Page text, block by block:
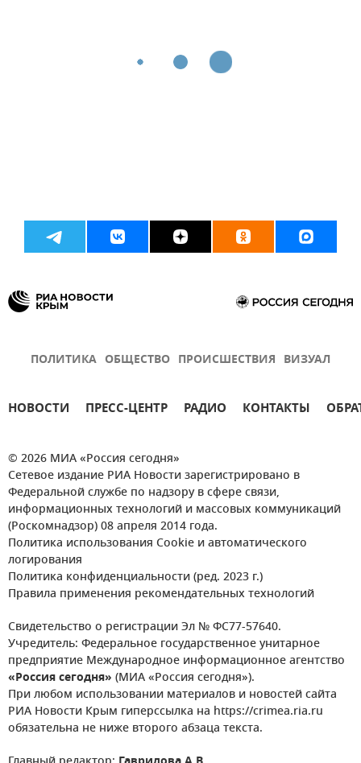
ПОЛИТИКА ОБЩЕСТВО ПРОИСШЕСТВИЯ ВИЗУАЛ
НОВОСТИ ПРЕСС-ЦЕНТР РАДИО КОНТАКТЫ
© 2026 МИА «Россия сегодня»
Сетевое издание РИА Новости зарегистрировано в
Федеральной службе по надзору в сфере связи,
информационных технологий и массовых коммуникаций
(Роскомнадзор) 08 апреля 2014 года.
Политика использования Cookie и автоматического
логирования
Политика конфиденциальности (ред. 2023 г.)
Правила применения рекомендательных технологий
Свидетельство о регистрации Эл № ФС77-57640.
Учредитель: Федеральное государственное унитарное
предприятие Международное информационное агентство
«Россия сегодня» (МИА «Россия сегодня»).
При любом использовании материалов и новостей сайта
РИА Новости Крым гиперссылка на https://crimea.ria.ru
обязательна не ниже второго абзаца текста.